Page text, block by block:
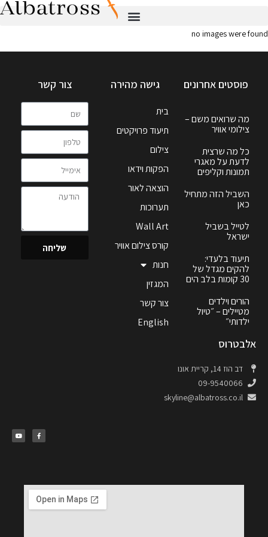
no images were found
פוסטים אחרונים
מה שרואים משם –
צילומי אוויר
כל מה שרצית
לדעת על מאגרי
תמונות וקליפים
השביל הזה מתחיל
כאן
לטייל בשביל
ישראל
תיעוד בלעדי:
להקים מגדל של
30 קומות בלב הים
הורים וילדים
מטיילים – ״טיול
ילדותי״
גישה מהירה
בית
תיעוד פרויקטים
צילום
הפקות וידאו
הוצאה לאור
תערוכות
Wall Art
קורס צילום אוויר
חנות
המגזין
צור קשר
English
צור קשר
שליחה
אלבטרוס
דב הוז 14, קריית אונו
09-9540066
skyline@albatross.co.il